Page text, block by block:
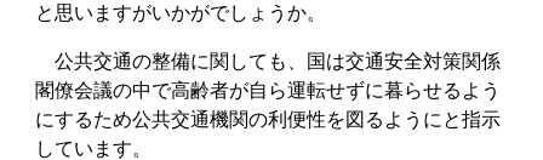
と思いますがいかがでしょうか。
公共交通の整備に関しても、国は交通安全対策関係
閣僚会議の中で高齢者が自ら運転せずに暮らせるよう
にするため公共交通機関の利便性を図るようにと指示
しています。